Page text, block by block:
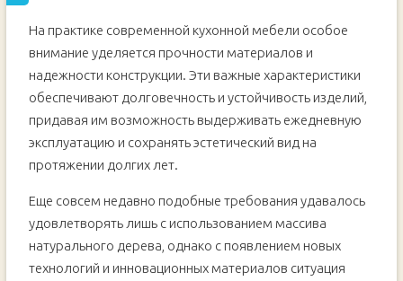
На практике современной кухонной мебели особое
внимание уделяется прочности материалов и
надежности конструкции. Эти важные характеристики
обеспечивают долговечность и устойчивость изделий,
придавая им возможность выдерживать ежедневную
эксплуатацию и сохранять эстетический вид на
протяжении долгих лет.
Еще совсем недавно подобные требования удавалось
удовлетворять лишь с использованием массива
натурального дерева, однако с появлением новых
технологий и инновационных материалов ситуация